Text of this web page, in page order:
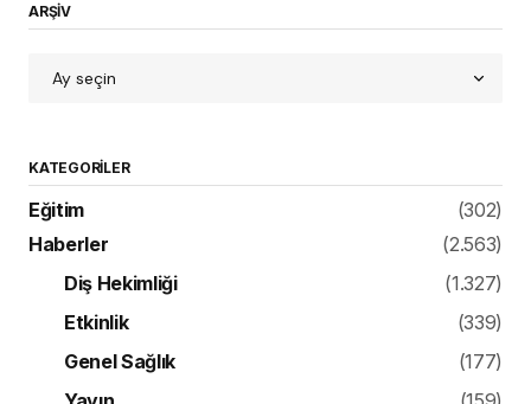
ARŞİV
KATEGORILER
Eğitim
(302)
Haberler
(2.563)
Diş Hekimliği
(1.327)
Etkinlik
(339)
Genel Sağlık
(177)